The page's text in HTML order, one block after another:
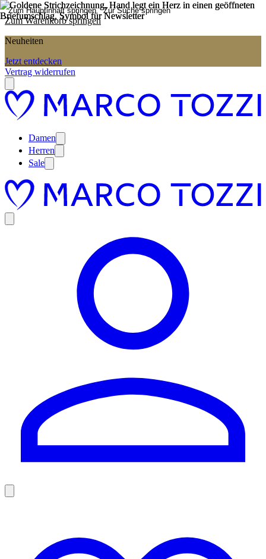
Zum Hauptinhalt springen Zur Suche springen
Zum Warenkorb springen
Neuheiten
Jetzt entdecken
Vertrag widerrufen
Damen
Herren
Sale